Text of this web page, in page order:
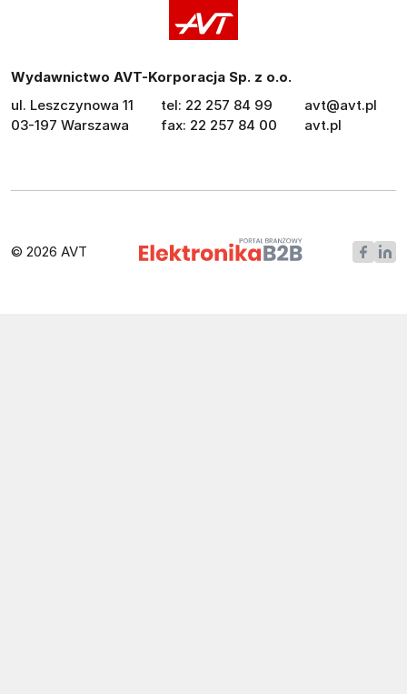
Wydawnictwo AVT-Korporacja Sp. z o.o.
ul. Leszczynowa 11
03-197 Warszawa
tel: 22 257 84 99
fax: 22 257 84 00
avt@avt.pl
avt.pl
© 2026 AVT